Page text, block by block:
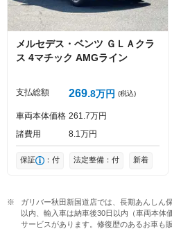
メルセデス・ベンツ ＧＬＡクラ
ス 4マチック AMGライン
支払総額 269 8万円 (税込)
車両本体価格 261 7万円
諸費用
8 1万円
保証 ：付 法定整備：付 新着
ガリバー秋田新国道店では、長期あんしん
以内、輸入車は納車後30日以内（車両本体
サービスがあります。修復歴のあるお車も